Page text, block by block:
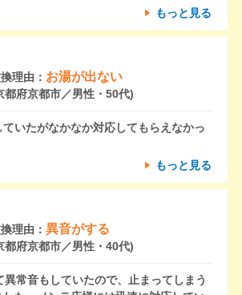
もっと見る
理由： お湯が出ない
都府京都市／男性・50代)
いたがなかなか対応してもらえなかっ
もっと見る
理由： 異音がする
都府京都市／男性・40代)
異常音もしていたので、止まってしまう